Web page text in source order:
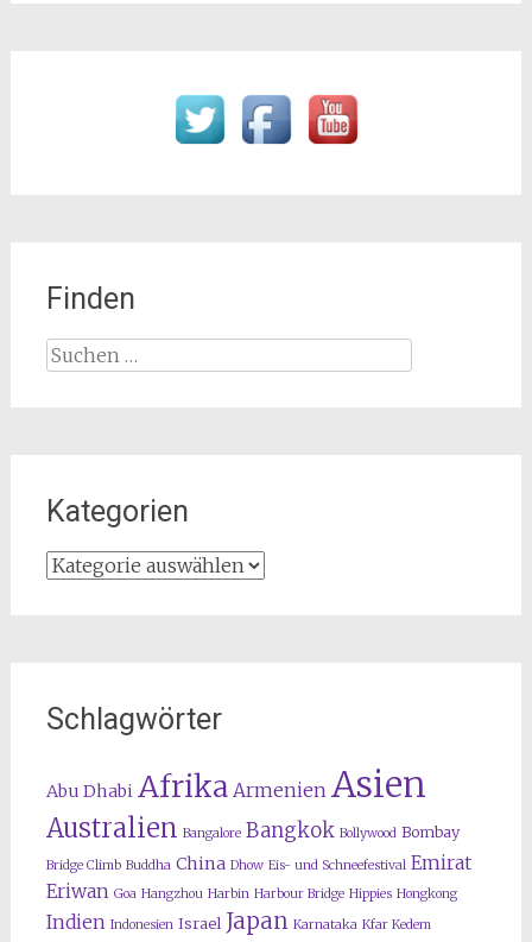
Finden
Suchen
Kategorien
Kategorien
Schlagwörter
Abu Dhabi Afrika Armenien Asien
Australien Bangalore Bangkok Bollywood Bombay
Bridge Climb Buddha China Dhow Eis- und Schneefestival Emirat
Eriwan Goa Hangzhou Harbin Harbour Bridge Hippies Hongkong
Indien Indonesien Israel Japan Karnataka Kfar Kedem